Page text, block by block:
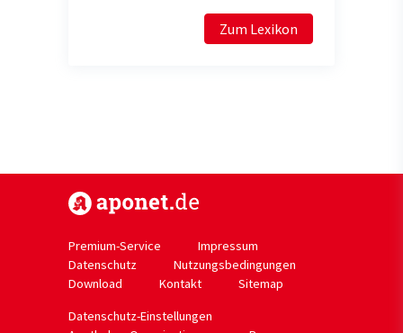
Zum Lexikon
Premium-Service
Impressum
Datenschutz
Nutzungsbedingungen
Download
Kontakt
Sitemap
Datenschutz-Einstellungen